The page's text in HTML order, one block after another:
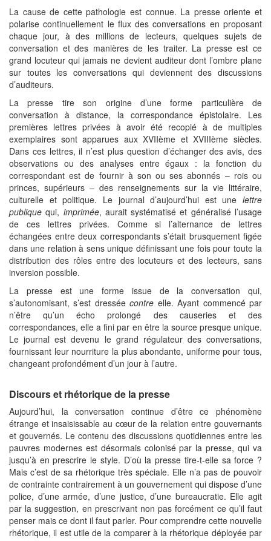
La cause de cette pathologie est connue. La presse oriente et
polarise continuellement le flux des conversations en proposant
chaque jour, à des millions de lecteurs, quelques sujets de
conversation et des manières de les traiter. La presse est ce
grand locuteur qui jamais ne devient auditeur dont l’ombre plane
sur toutes les conversations qui deviennent des discussions
d’auditeurs.
La presse tire son origine d’une forme particulière de
conversation à distance, la correspondance épistolaire. Les
premières lettres privées à avoir été recopié à de multiples
exemplaires sont apparues aux XVIIème et XVIIIème siècles.
Dans ces lettres, il n’est plus question d’échanger des avis, des
observations ou des analyses entre égaux : la fonction du
correspondant est de fournir à son ou ses abonnés – rois ou
princes, supérieurs – des renseignements sur la vie littéraire,
culturelle et politique. Le journal d’aujourd’hui est une lettre
publique qui, imprimée, aurait systématisé et généralisé l’usage
de ces lettres privées. Comme si l’alternance de lettres
échangées entre deux correspondants s’était brusquement figée
dans une relation à sens unique définissant une fois pour toute la
distribution des rôles entre des locuteurs et des lecteurs, sans
inversion possible.
La presse est une forme issue de la conversation qui,
s’autonomisant, s’est dresséecontre elle. Ayant commencé par
n’être qu’un écho prolongé des causeries et des
correspondances, elle a fini par en être la source presque unique.
Le journal est devenu le grand régulateur des conversations,
fournissant leur nourriture la plus abondante, uniforme pour tous,
changeant profondément d’un jour à l’autre.
Discours et rhétorique de la presse
Aujourd’hui, la conversation continue d’être ce phénomène
étrange et insaisissable au cœur de la relation entre gouvernants
et gouvernés. Le contenu des discussions quotidiennes entre les
pauvres modernes est désormais colonisé par la presse, qui va
jusqu’à en prescrire le style. D’où la presse tire-t-elle sa force ?
Mais c’est de sa rhétorique très spéciale. Elle n’a pas de pouvoir
de contrainte contrairement à un gouvernement qui dispose d’une
police, d’une armée, d’une justice, d’une bureaucratie. Elle agit
par la suggestion, en prescrivant non pas forcément ce qu’il faut
penser mais ce dont il faut parler. Pour comprendre cette nouvelle
rhétorique, il est utile de la comparer à la rhétorique déployée par